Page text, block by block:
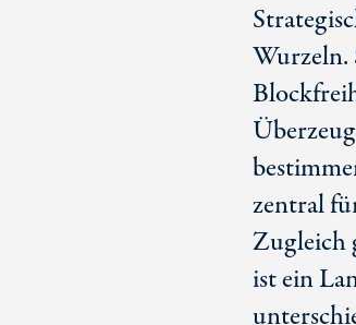
Wurzeln.
zentral
Zugleich
ist ein